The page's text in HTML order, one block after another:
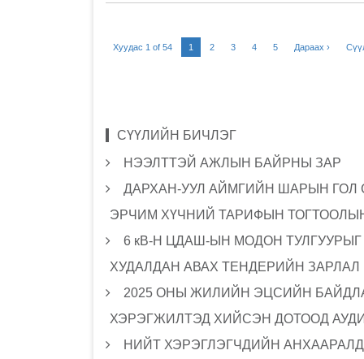
Хуудас 1 of 54 1 2 3 4 5 Дараах ›
СҮҮЛИЙН БИЧЛЭГ
НЭЭЛТТЭЙ АЖЛЫН БАЙРНЫ ЗАР
ДАРХАН-УУЛ АЙМГИЙН ШАРЫН ГОЛ
ЭРЧИМ ХҮЧНИЙ ТАРИФЫН
6 кВ-Н ЦДАШ-ЫН МОДОН
ХУДАЛДАН АВАХ ТЕНДЕРИЙН ЗАРЛАЛ
2025 ОНЫ ЖИЛИЙН ЭЦСИЙН
ХЭРЭГЖИЛТЭД ХИЙСЭН ДОТООД
НИЙТ ХЭРЭГЛЭГЧДИЙН АНХААРАЛД